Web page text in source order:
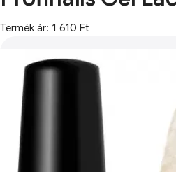
Termék ár: 1 610 Ft